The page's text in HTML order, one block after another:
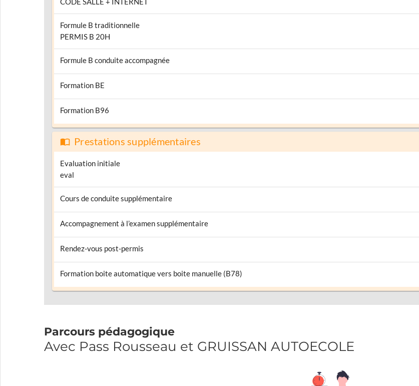
CODE SALLE + INTERNET
Formule B traditionnelle
PERMIS B 20H
Formule B conduite accompagnée
Formation BE
Formation B96
Prestations supplémentaires
Evaluation initiale
eval
Cours de conduite supplémentaire
Accompagnement à l’examen supplémentaire
Rendez-vous post-permis
Formation boite automatique vers boite manuelle (B78)
Parcours pédagogique
Avec Pass Rousseau et GRUISSAN AUTOECOLE